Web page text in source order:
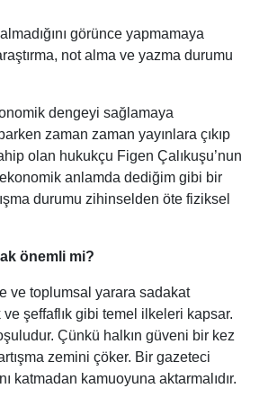
görünce yapmamaya
not alma ve yazma durumu
dengeyi sağlamaya
zaman zaman yayınlara çıkıp
olan hukukçu Figen Çalıkuşu’nun
anlamda dediğim gibi bir
durumu zihinselden öte fiziksel
önemli mi?
ve toplumsal yarara sadakat
ve şeffaflık gibi temel ilkeleri kapsar.
Çünkü halkın güveni bir kez
zemini çöker. Bir gazeteci
katmadan kamuoyuna aktarmalıdır.